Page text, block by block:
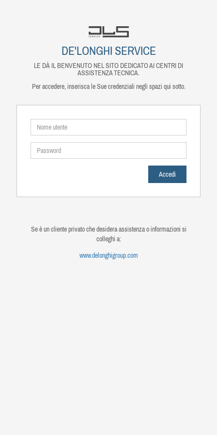
DE'LONGHI SERVICE
LE DÀ IL BENVENUTO NEL SITO DEDICATO AI CENTRI DI
ASSISTENZA TECNICA.
Per accedere, inserisca le Sue credenziali negli spazi qui sotto.
Se è un cliente privato che desidera assistenza o informazioni si
colleghi a:
www.delonghigroup.com